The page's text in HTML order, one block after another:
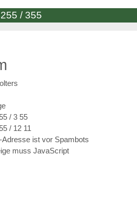
/ 355
/ 3 55
/ 12 11
Adresse ist vor Spambots
muss JavaScript